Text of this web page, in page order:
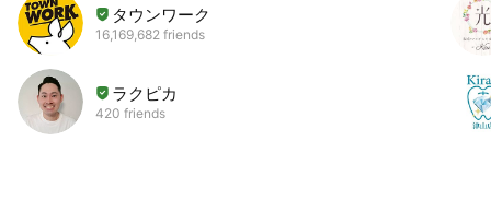
タウンワーク
16,169,682 friends
ラクピカ
420 friends